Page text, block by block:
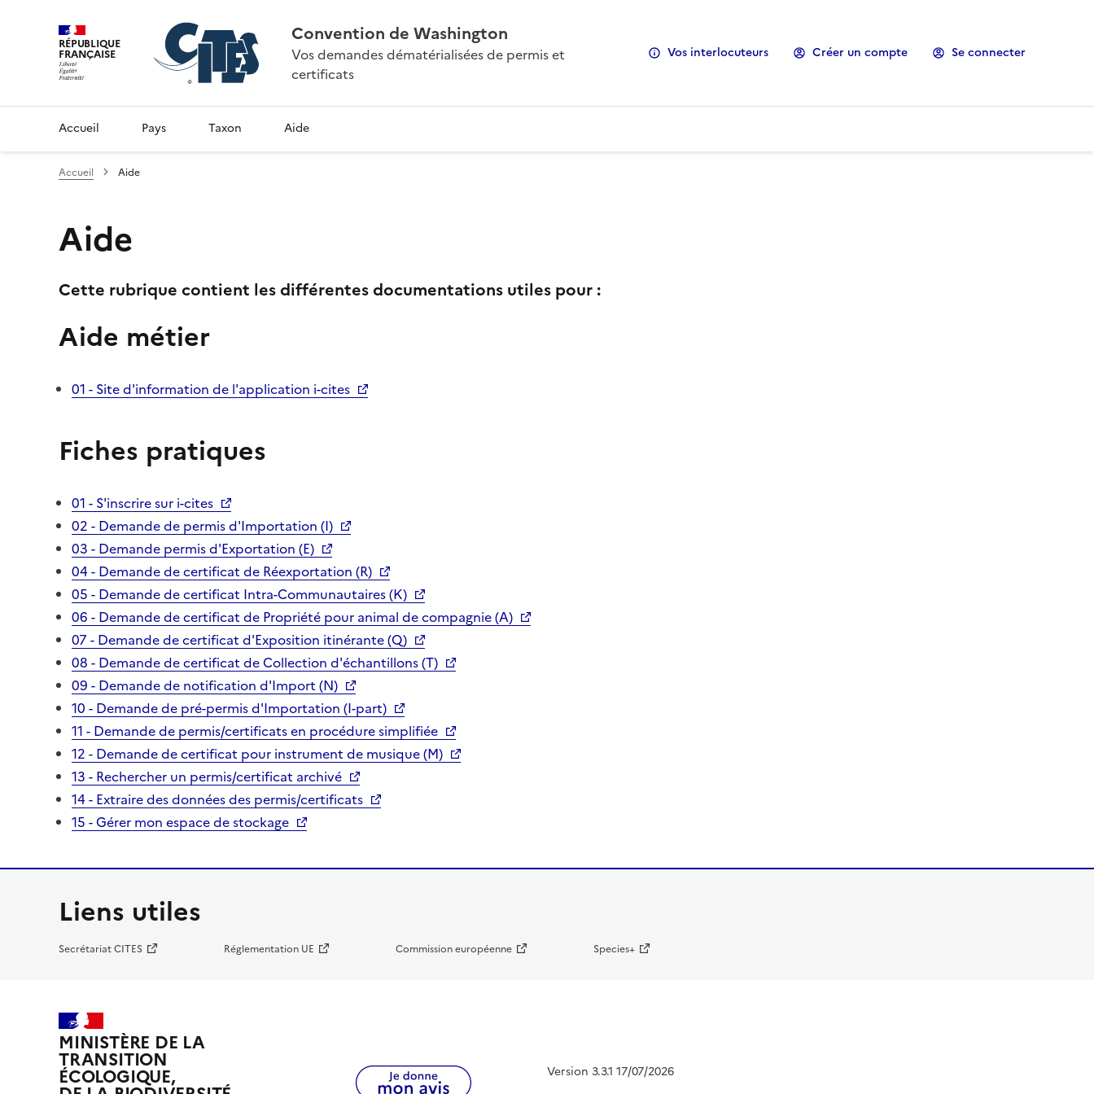
RÉPUBLIQUE
FRANÇAISE
Convention de Washington
Vos demandes dématérialisées de permis et
certificats
Vos interlocuteurs Créer un compte Se connecter
Accueil Pays Taxon Aide
Accueil Aide
Aide
Cette rubrique contient les différentes documentations utiles pour :
Aide métier
01 - Site d'information de l'application i-cites
Fiches pratiques
01 - S'inscrire sur i-cites
02 - Demande de permis d'Importation (I)
03 - Demande permis d'Exportation (E)
04 - Demande de certificat de Réexportation (R)
05 - Demande de certificat Intra-Communautaires (K)
06 - Demande de certificat de Propriété pour animal de compagnie (A)
07 - Demande de certificat d'Exposition itinérante (Q)
08 - Demande de certificat de Collection d'échantillons (T)
09 - Demande de notification d'Import (N)
10 - Demande de pré-permis d'Importation (I-part)
11 - Demande de permis/certificats en procédure simplifiée
12 - Demande de certificat pour instrument de musique (M)
13 - Rechercher un permis/certificat archivé
14 - Extraire des données des permis/certificats
15 - Gérer mon espace de stockage
Liens utiles
Secrétariat CITES Réglementation UE Commission européenne Species+
MINISTÈRE DE LA
TRANSITION
ÉCOLOGIQUE, Version 3.3.1 17/07/2026